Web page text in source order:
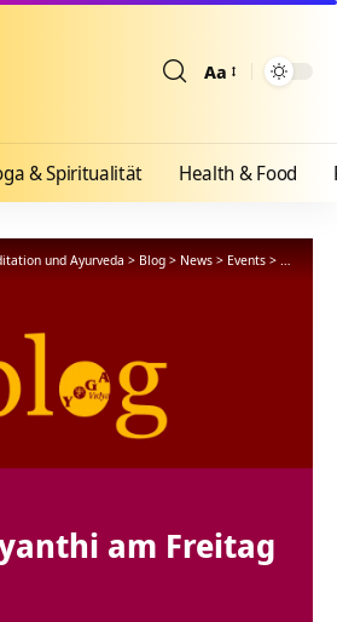
Aa
& Spiritualität Health & Food
und Ayurveda > Blog > News > Events > Krishna
am Freitag